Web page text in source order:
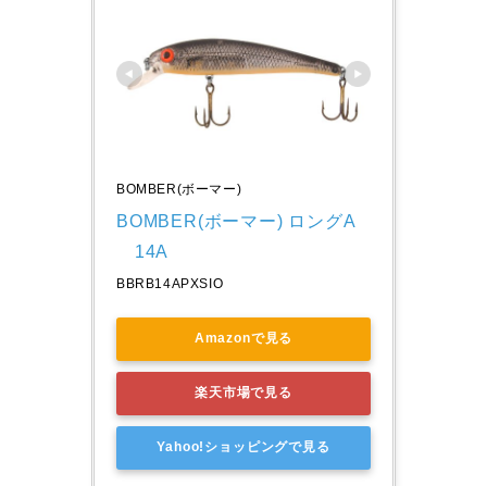
BOMBER(ボーマー)
BOMBER(ボーマー) ロングA
14A
BBRB14APXSIO
Amazonで見る
楽天市場で見る
Yahoo!ショッピングで見る